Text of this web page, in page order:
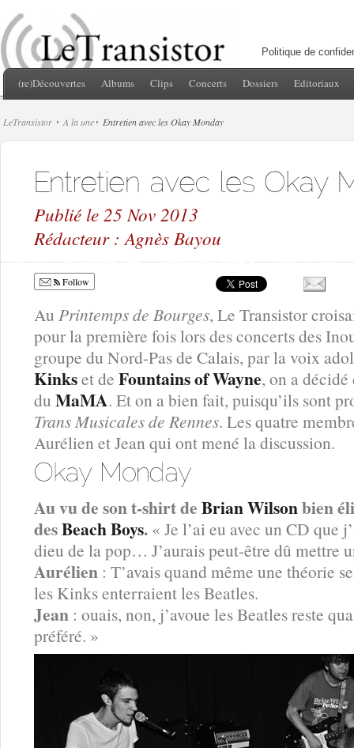
Politique de
(re)Découvertes Albums Clips Concerts Dossiers Editoriaux
LeTransistor A la une Entretien avec les Okay Monday
Publié le 25 Nov 2013
Rédacteur : Agnès Bayou
Follow
Au Printemps de Bourges, Le Transistor
pour la première fois lors des concerts des
groupe du Nord-Pas de Calais, par la voix
Kinkset de Fountains of Wayne, on a
du MaMA. Et on a bien fait, puisqu’ils sont
Trans Musicales de Rennes. Les quatre
Aurélien et Jean qui ont mené la discussion.
Au vu de son t-shirt deBrian Wilsonbien
desBeach Boys. « Je l’ai eu avec un CD que
dieu de la pop… J’aurais peut-être dû
Aurélien : T’avais quand même une théorie
les Kinks enterraient les Beatles.
Jean : ouais, non, j’avoue les Beatles reste
préféré. »